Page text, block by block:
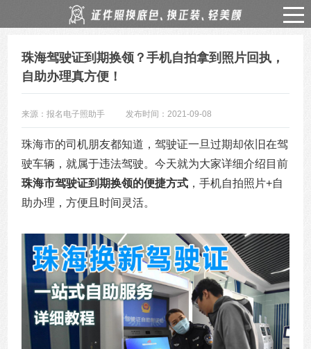
珠海驾驶证到期换领？手机自拍拿到照片回执，
自助办理真方便！
来源：报名电子照助手 发布时间：2021-09-08
珠海市的司机朋友都知道，驾驶证一旦过期却依旧在驾
驶车辆，就属于违法驾驶。今天就为大家详细介绍目前
珠海市驾驶证到期换领的便捷方式 ，手机自拍照片+自
助办理，方便且时间灵活。